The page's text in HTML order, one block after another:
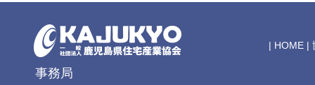
事務局
| HOME |